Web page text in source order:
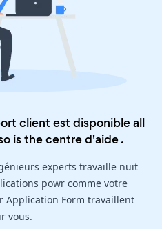
client est disponible all
is thecentre d'aide.
experts travaille nuit
powr comme votre
Application Form travaillent
vous.